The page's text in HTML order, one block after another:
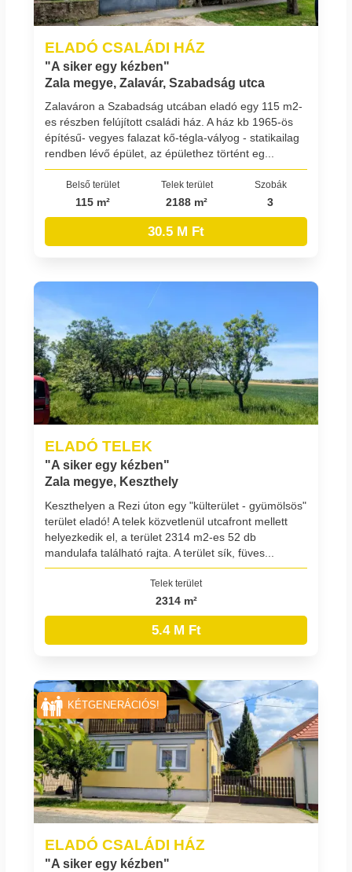
ELADÓ CSALÁDI HÁZ
"A siker egy kézben"
Zala megye, Zalavár, Szabadság utca
Zalaváron a Szabadság utcában eladó egy 115 m2-
es részben felújított családi ház. A ház kb 1965-ös
építésű- vegyes falazat kő-tégla-vályog - statikailag
rendben lévő épület, az épülethez történt eg...
Belső terület
115 m²
Telek terület
2188 m²
Szobák
3
30.5 M Ft
ELADÓ TELEK
"A siker egy kézben"
Zala megye, Keszthely
Keszthelyen a Rezi úton egy "külterület - gyümölsös"
terület eladó! A telek közvetlenül utcafront mellett
helyezkedik el, a terület 2314 m2-es 52 db
mandulafa található rajta. A terület sík, füves...
Telek terület
2314 m²
5.4 M Ft
ELADÓ CSALÁDI HÁZ
"A siker egy kézben"
KÉTGENERÁCIÓS!